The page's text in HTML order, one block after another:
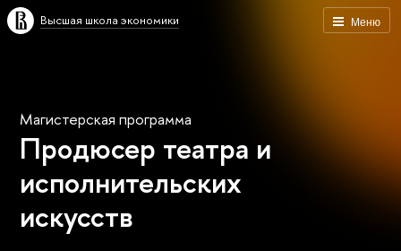
Меню
Высшая школа экономики
Магистерская программа
Продюсер театра и
исполнительских
искусств